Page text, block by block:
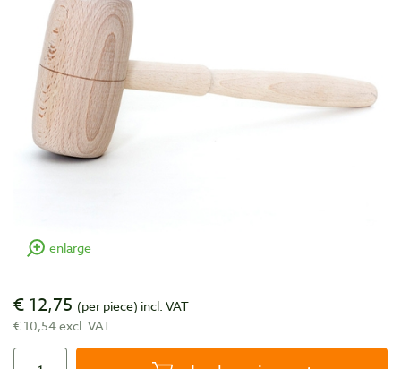
enlarge
€ 12,75 (per piece) incl. VAT
€ 10,54 excl. VAT